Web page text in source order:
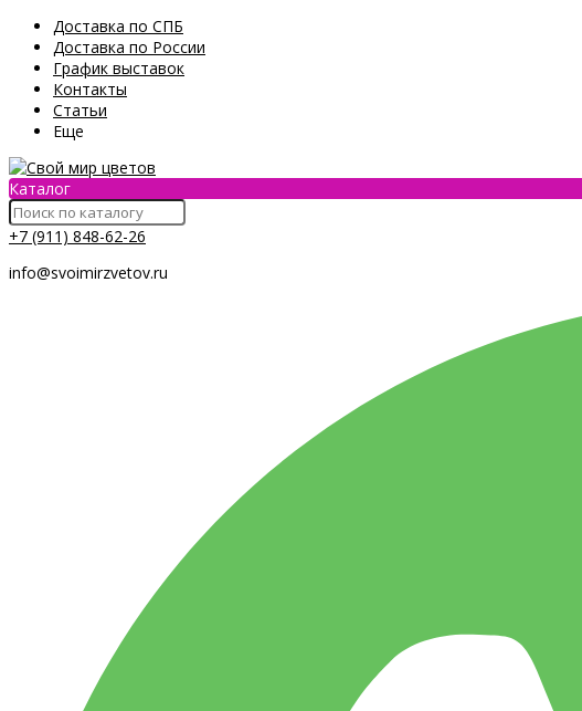
Доставка по СПБ
Доставка по России
График выставок
Контакты
Статьи
Еще
Каталог
+7 (911) 848-62-26
info@svoimirzvetov.ru